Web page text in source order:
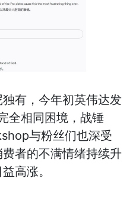
有，今年初英伟达发
全相同困境，战锤
与粉丝们也深受
者的不满情绪持续升
高涨。